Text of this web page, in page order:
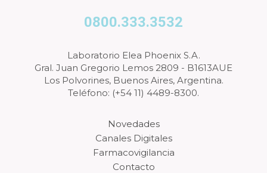
0800.333.3532
Laboratorio Elea Phoenix S.A.
Gral. Juan Gregorio Lemos 2809 - B1613AUE
Los Polvorines, Buenos Aires, Argentina.
Teléfono: (+54 11) 4489-8300.
Novedades
Canales Digitales
Farmacovigilancia
Contacto